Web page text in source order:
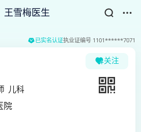
王雪梅医生
已实名认证执业证编号 1101******7071
关注
儿科
院